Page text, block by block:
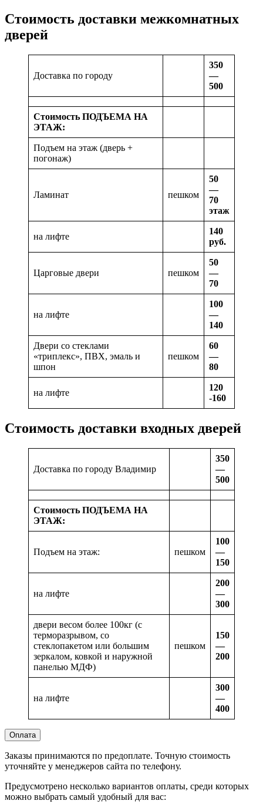
Стоимость доставки межкомнатных
дверей
Доставка по городу
350
—
500
Стоимость ПОДЪЕМА НА
ЭТАЖ:
Подъем на этаж (дверь +
погонаж)
Ламинат пешком
50
—
70
этаж
на лифте
140
руб.
Царговые двери пешком
50
—
70
на лифте
100
—
140
Двери со стеклами
«триплекс», ПВХ, эмаль и
шпон
пешком
60
—
80
на лифте
120
-160
Стоимость доставки входных дверей
Доставка по городу Владимир
350
—
500
Стоимость ПОДЪЕМА НА
ЭТАЖ:
Подъем на этаж: пешком
100
—
150
на лифте
200
—
300
двери весом более 100кг (с
терморазрывом, со
стеклопакетом или большим
зеркалом, ковкой и наружной
панелью МДФ)
пешком
150
—
200
на лифте
300
—
400
Оплата
Заказы принимаются по предоплате. Точную стоимость
уточняйте у менеджеров сайта по телефону.
Предусмотрено несколько вариантов оплаты, среди которых
можно выбрать самый удобный для вас: